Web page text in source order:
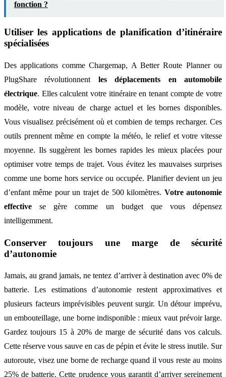
fonction ?
Utiliser les applications de planification d’itinéraire
spécialisées
Des applications comme Chargemap, A Better Route Planner ou
PlugShare révolutionnent les déplacements en automobile
électrique. Elles calculent votre itinéraire en tenant compte de votre
modèle, votre niveau de charge actuel et les bornes disponibles.
Vous visualisez précisément où et combien de temps recharger. Ces
outils prennent même en compte la météo, le relief et votre vitesse
moyenne. Ils suggèrent les bornes rapides les mieux placées pour
optimiser votre temps de trajet. Vous évitez les mauvaises surprises
comme une borne hors service ou occupée. Planifier devient un jeu
d’enfant même pour un trajet de 500 kilomètres. Votre autonomie
effective se gère comme un budget que vous dépensez
intelligemment.
Conserver toujours une marge de sécurité
d’autonomie
Jamais, au grand jamais, ne tentez d’arriver à destination avec 0% de
batterie. Les estimations d’autonomie restent approximatives et
plusieurs facteurs imprévisibles peuvent surgir. Un détour imprévu,
un embouteillage, une borne indisponible : mieux vaut prévoir large.
Gardez toujours 15 à 20% de marge de sécurité dans vos calculs.
Cette réserve vous sauve en cas de pépin et évite le stress inutile. Sur
autoroute, visez une borne de recharge quand il vous reste au moins
25% de batterie. Cette prudence vous garantit d’arriver sereinement